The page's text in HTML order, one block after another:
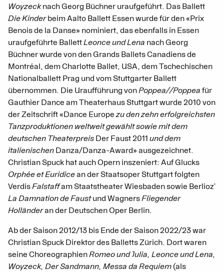
Woyzecknach Georg Büchner uraufgeführt. Das Ballett
Die Kinderbeim Aalto Ballett Essen wurde für den «Prix
Benois de la Danse» nominiert, das ebenfalls in Essen
uraufgeführte BallettLeonce und Lena nach Georg
Büchner wurde von den Grands Ballets Canadiens de
Montréal, dem Charlotte Ballet, USA, dem Tschechischen
Nationalballett Prag und vom Stuttgarter Ballett
übernommen. Die Uraufführung vonPoppea//Poppea für
Gauthier Dance am Theaterhaus Stuttgart wurde 2010 von
der Zeitschrift «Dance Europezu den zehn erfolgreichsten
Tanzproduktionen weltweit gewählt sowie mit dem
deutschen Theaterpreis Der Faust 2011 und dem
italienischen Danza/Danza-Award» ausgezeichnet.
Christian Spuck hat auch Opern inszeniert: Auf Glucks
Orphée et Euridicean der Staatsoper Stuttgart folgten
VerdisFalstaffam Staatstheater Wiesbaden sowie Berlioz’
La Damnation de Faustund WagnersFliegender
Holländeran der Deutschen Oper Berlin.
Ab der Saison 2012/13 bis Ende der Saison 2022/23 war
Christian Spuck Direktor des Balletts Zürich. Dort waren
seine ChoreographienRomeo und Julia, Leonce und Lena,
Woyzeck, Der Sandmann, Messa da Requiem (als